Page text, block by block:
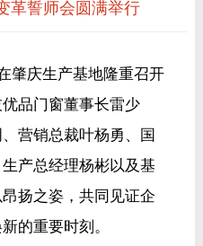
革誓师会圆满举行
肇庆生产基地隆重召开
品门窗董事长雷少
营销总裁叶杨勇、国
产总经理杨彬以及基
扬之姿，共同见证企
的重要时刻。